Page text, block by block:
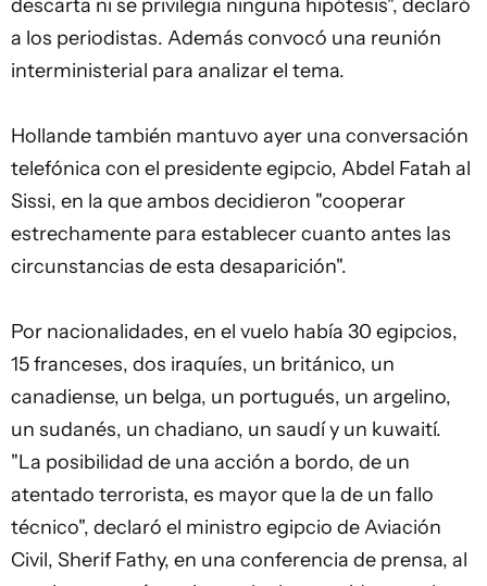
descarta ni se privilegia ninguna hipótesis", declaró
a los periodistas. Además convocó una reunión
interministerial para analizar el tema.
Hollande también mantuvo ayer una conversación
telefónica con el presidente egipcio, Abdel Fatah al
Sissi, en la que ambos decidieron "cooperar
estrechamente para establecer cuanto antes las
circunstancias de esta desaparición".
Por nacionalidades, en el vuelo había 30 egipcios,
15 franceses, dos iraquíes, un británico, un
canadiense, un belga, un portugués, un argelino,
un sudanés, un chadiano, un saudí y un kuwaití.
"La posibilidad de una acción a bordo, de un
atentado terrorista, es mayor que la de un fallo
técnico", declaró el ministro egipcio de Aviación
Civil, Sherif Fathy, en una conferencia de prensa, al